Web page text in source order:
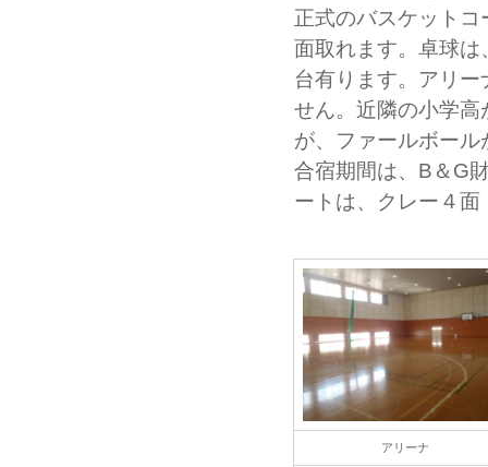
正式のバスケット
面取れます。卓球
台有ります。アリ
せん。近隣の小学
が、ファールボー
合宿期間は、B＆G
ートは、クレー４
アリーナ